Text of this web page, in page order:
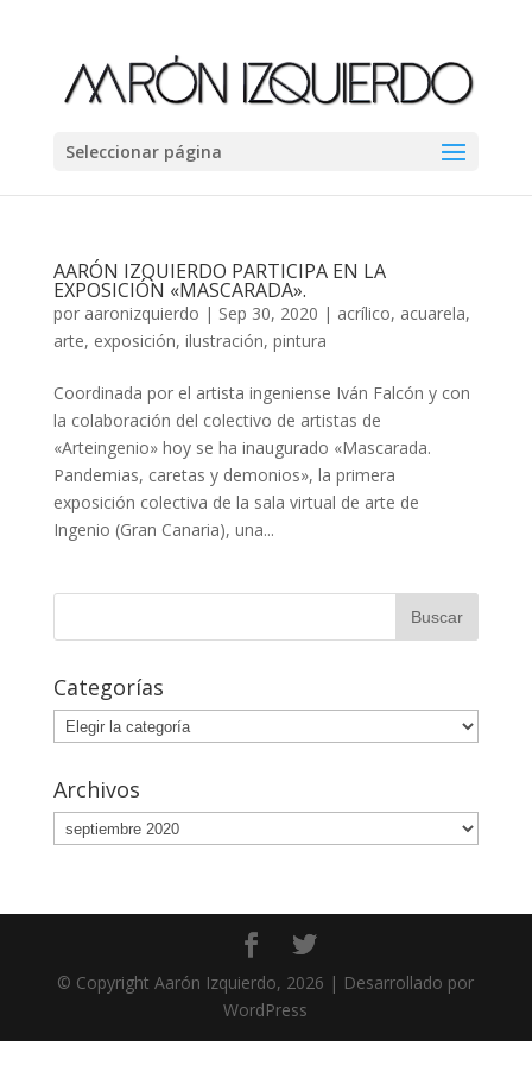
Seleccionar página
AARÓN IZQUIERDO PARTICIPA EN LA
EXPOSICIÓN «MASCARADA».
por aaronizquierdo | Sep 30, 2020 | acrílico, acuarela,
arte, exposición, ilustración, pintura
Coordinada por el artista ingeniense Iván Falcón y con
la colaboración del colectivo de artistas de
«Arteingenio» hoy se ha inaugurado «Mascarada.
Pandemias, caretas y demonios», la primera
exposición colectiva de la sala virtual de arte de
Ingenio (Gran Canaria), una...
Categorías
Categorías
Archivos
Archivos
© Copyright Aarón Izquierdo, 2026 | Desarrollado por
WordPress